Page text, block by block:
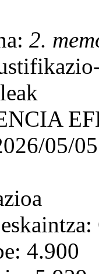
2.
05/05
4.900